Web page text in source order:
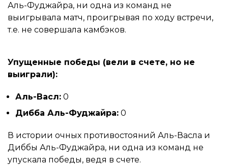
Аль-Фуджайра, ни одна из команд не
выигрывала матч, проигрывая по ходу встречи,
т.е. не совершала камбэков.
Упущенные победы (вели в счете, но не
выиграли):
Аль-Васл: 0
Дибба Аль-Фуджайра: 0
В истории очных противостояний Аль-Васла и
Диббы Аль-Фуджайра, ни одна из команд не
упускала победы, ведя в счете.